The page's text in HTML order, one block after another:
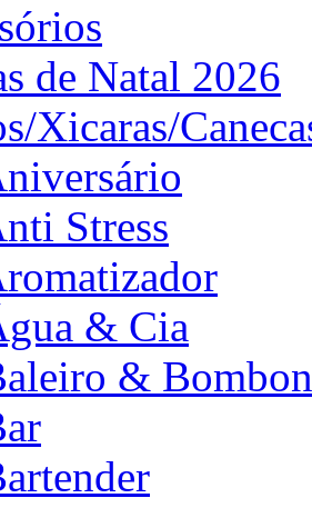
de Natal 2026
Xicaras/
Stress
& Cia
&